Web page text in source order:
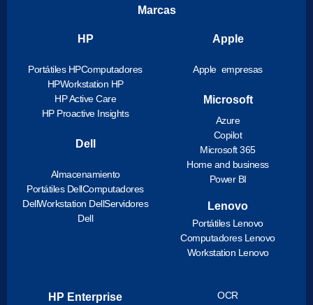
Marcas
HP
Portátiles HPComputadores
HPWorkstation HP
HP Active Care
HP Proactive Insights
Dell
Almacenamiento
Portátiles DellComputadores
DellWorkstation DellServidores
Dell
Apple
Apple empresas
Microsoft
Azure
Copilot
Microsoft 365
Home and business
Power BI
Lenovo
Portátiles Lenovo
Computadores Lenovo
Workstation Lenovo
HP Enterprise
OCR